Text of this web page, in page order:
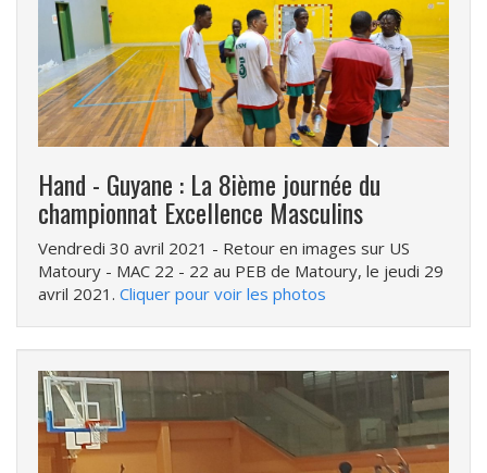
Hand - Guyane : La 8ième journée du
championnat Excellence Masculins
Vendredi 30 avril 2021 - Retour en images sur US
Matoury - MAC 22 - 22 au PEB de Matoury, le jeudi 29
avril 2021. Cliquer pour voir les photos